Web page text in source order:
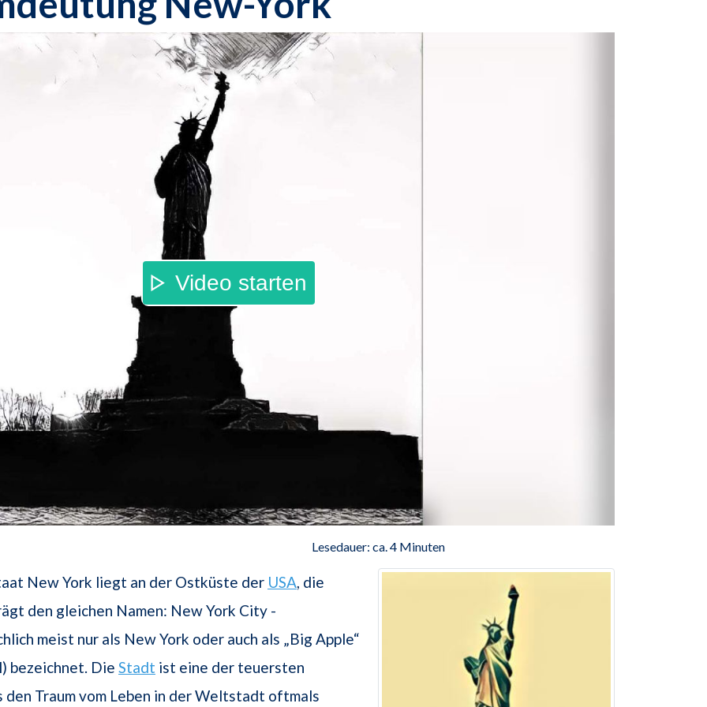
Video starten
Lesedauer: ca. 4 Minuten
New York liegt an der Ostküste der USA, die
den gleichen Namen: New York City -
meist nur als New York oder auch als „Big Apple“
bezeichnet. Die Stadt ist eine der teuersten
Traum vom Leben in der Weltstadt oftmals